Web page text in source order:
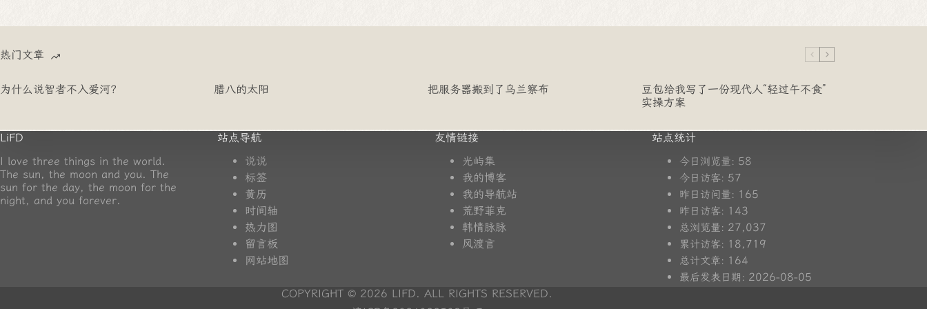
热门文章
为什么说智者不入爱河？ 腊八的太阳 把服务器搬到了乌兰察布
豆包给我写了一份现代人“轻过午不食”
实操方案
LiFD
I love three things in the world.
The sun, the moon and you. The
sun for the day, the moon for the
night, and you forever.
站点导航
说说
标签
黄历
时间轴
热力图
留言板
网站地图
友情链接
光屿集
我的博客
我的导航站
荒野菲克
韩情脉脉
风渡言
站点统计
今日浏览量: 58
今日访客: 57
昨日访问量: 165
昨日访客: 143
总浏览量: 27,037
累计访客: 18,719
总计文章: 164
最后发表日期: 2026-08-05
COPYRIGHT © 2026 LIFD. ALL RIGHTS RESERVED.